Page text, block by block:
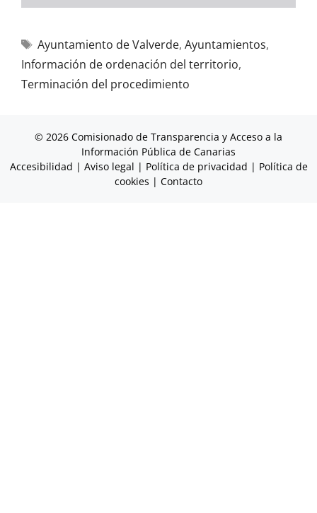
Ayuntamiento de Valverde, Ayuntamientos,
Información de ordenación del territorio,
Terminación del procedimiento
© 2026 Comisionado de Transparencia y Acceso a la
Información Pública de Canarias
Accesibilidad | Aviso legal | Política de privacidad | Política de
cookies | Contacto